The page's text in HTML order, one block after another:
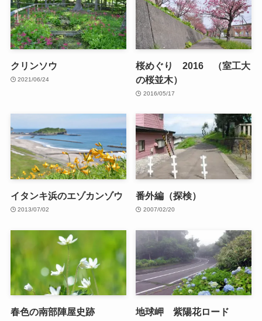
クリンソウ
2021/06/24
桜めぐり 2016 （室工大
の桜並木）
2016/05/17
イタンキ浜のエゾカンゾウ
2013/07/02
番外編（探検）
2007/02/20
春色の南部陣屋史跡 地球岬 紫陽花ロード